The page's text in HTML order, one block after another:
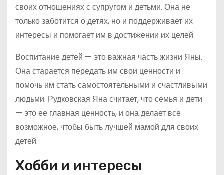
своих отношениях с супругом и детьми. Она не
только заботится о детях, но и поддерживает их
интересы и помогает им в достижении их целей.
Воспитание детей — это важная часть жизни Яны.
Она старается передать им свои ценности и
помочь им стать самостоятельными и счастливыми
людьми. Рудковская Яна считает, что семья и дети
— это ее главная ценность, и она делает все
возможное, чтобы быть лучшей мамой для своих
детей.
Хобби и интересы